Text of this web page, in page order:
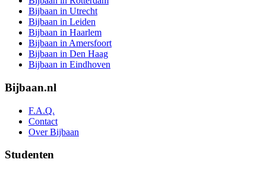
Bijbaan in Utrecht
Bijbaan in Leiden
Bijbaan in Haarlem
Bijbaan in Amersfoort
Bijbaan in Den Haag
Bijbaan in Eindhoven
Bijbaan.nl
F.A.Q.
Contact
Over Bijbaan
Studenten